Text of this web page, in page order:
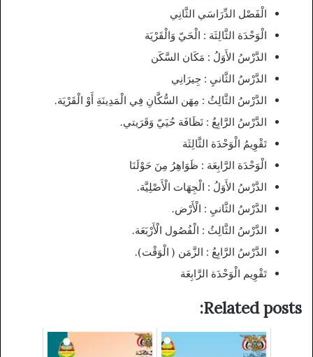
الْفَصْل الدِّرَاسَي الثَّانِي
الْوَحْدَة الثَّالِثَة : الْحَيّ وَالْقَرْيَة
الدَّرْسُ الأَوَلُ : مَكَان السَّكَن
الدَّرْسُ الثَّانيِ : جِيرَانِي
الدَّرْسُ الثَّالِثُ : مِهَن السُّكَّانِ فِي الْمَدِينَةِ أَوْ الْقَرْيَة.
الدَّرْسُ الرَّابِعُ : نَظَافَة حُيَيّ وَقَرَيتي.
تَقْوِيمُ الْوَحْدَة الثَّالِثَة
الْوَحْدَة الرَّابِعَة : ظَوَاهِرُ مِنَ حَوْلَنَا
الدَّرْسُ الأَوَلُ : الْجِهَات الْأَصْلِيَّة.
الدَّرْسُ الثَّانيِ : الْأَرْض.
الدَّرْسُ الثَّالِثُ : الْفُصُول الْأَرْبَعَة.
الدَّرْسُ الرَّابِعُ : الزَّمَن ( الْوَقْت).
تَقْوِيم الْوَحْدَة الرَّابِعَة
Related posts: